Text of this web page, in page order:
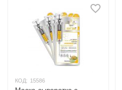
КОД: 15586